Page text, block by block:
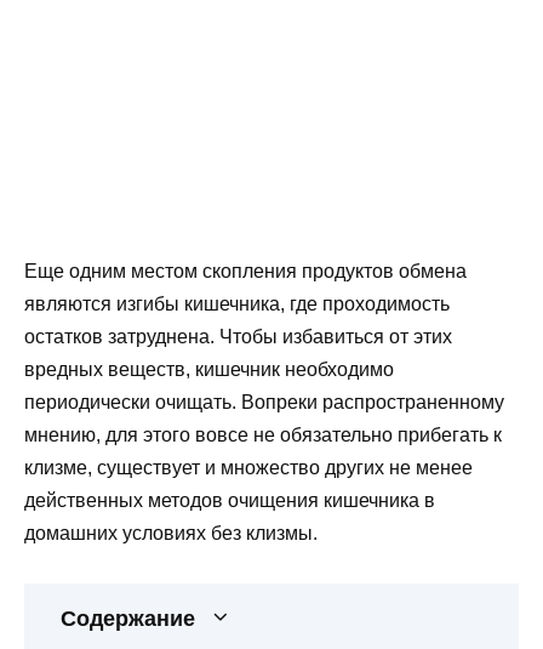
Еще одним местом скопления продуктов обмена
являются изгибы кишечника, где проходимость
остатков затруднена. Чтобы избавиться от этих
вредных веществ, кишечник необходимо
периодически очищать. Вопреки распространенному
мнению, для этого вовсе не обязательно прибегать к
клизме, существует и множество других не менее
действенных методов очищения кишечника в
домашних условиях без клизмы.
Содержание